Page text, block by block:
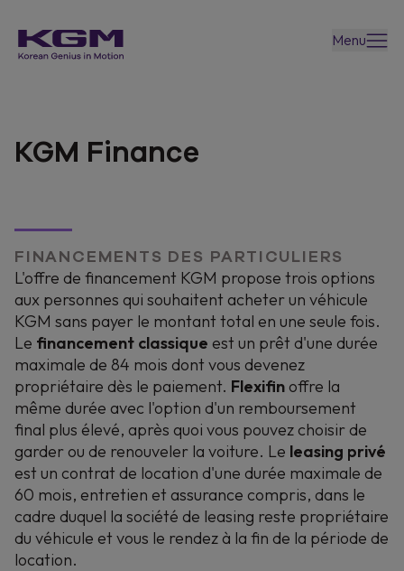
Menu
KGM Finance
FINANCEMENTS DES PARTICULIERS
L'offre de financement KGM propose trois options
aux personnes qui souhaitent acheter un véhicule
KGM sans payer le montant total en une seule fois.
Le financement classique est un prêt d'une durée
maximale de 84 mois dont vous devenez
propriétaire dès le paiement. Flexifin offre la
même durée avec l'option d'un remboursement
final plus élevé, après quoi vous pouvez choisir de
garder ou de renouveler la voiture. Le leasing privé
est un contrat de location d'une durée maximale de
60 mois, entretien et assurance compris, dans le
cadre duquel la société de leasing reste propriétaire
du véhicule et vous le rendez à la fin de la période de
location.